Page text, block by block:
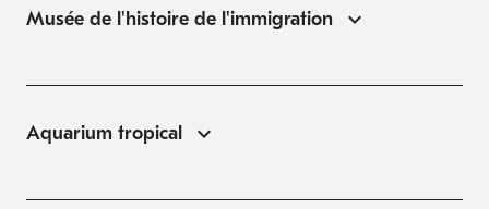
Musée de l'histoire de l'immigration
Aquarium tropical